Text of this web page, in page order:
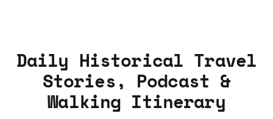
Daily Historical Travel
Stories, Podcast &
Walking Itinerary